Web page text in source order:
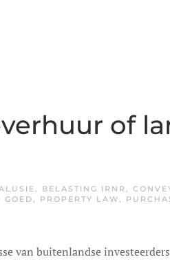
of
, BELASTING IRNR ,
GOED, PROPERTY LAW,
van buitenlandse